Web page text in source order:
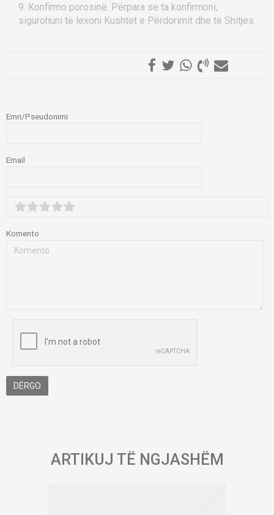
9. Konfirmo porosinë. Përpara se ta konfirmoni,
sigurohuni të lexoni Kushtet e Përdorimit dhe të Shitjes.
Emri/Pseudonimi
Email
Komento
DËRGO
ARTIKUJ TË NGJASHËM